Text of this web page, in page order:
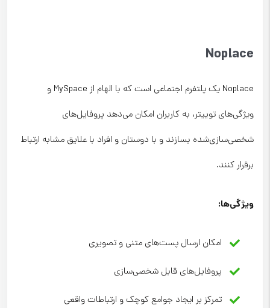
Noplace
Noplace یک پلتفرم اجتماعی است که با الهام از MySpace و
ویژگی‌های توییتر، به کاربران امکان می‌دهد پروفایل‌های
شخصی‌سازی‌شده بسازند و با دوستان و افراد با علایق مشابه ارتباط
برقرار کنند.
ویژگی‌ها:
امکان ارسال پست‌های متنی و تصویری
پروفایل‌های قابل شخصی‌سازی
تمرکز بر ایجاد جوامع کوچک و ارتباطات واقعی